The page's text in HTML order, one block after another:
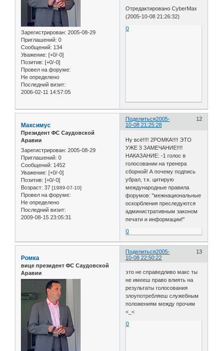
Зарегистрирован: 2005-08-29
Приглашений: 0
Сообщений: 134
Уважение: [+0/-0]
Позитив: [+0/-0]
Провел на форуме:
Не определено
Последний визит:
2006-02-11 14:57:05
Отредактировано CyberMax
(2005-10-08 21:26:32)
0
Поделиться 12
2005-
10-08 21:25:28
Максимус
Президент ФС Саудовской
Аравии
Зарегистрирован: 2005-08-29
Приглашений: 0
Сообщений: 1452
Уважение: [+0/-0]
Позитив: [+0/-0]
Возраст: 37 [1989-07-10]
Провел на форуме:
Не определено
Последний визит:
2009-08-15 23:05:31
Ну всё!!!! 2РОМКА!!!! ЭТО
УЖЕ 3 ЗАМЕЧАНИЕ!!!!
НАКАЗАНИЕ: -1 голос в
голосовании на тренера
сборной! А почему подпись
убрал, т.к. цитирую
международные правила
форумов: "межнациональные
оскорбления преследуются
административным законом
печати и информации!"
0
Поделиться 13
2005-
10-08 22:50:22
Ромка
вице президент ФС Саудовской
Аравии
это не справедливо макс ты
не имееш право влиять на
результаты голосования
злоупотребляеш служебным
положениям между прочим
<_<
0